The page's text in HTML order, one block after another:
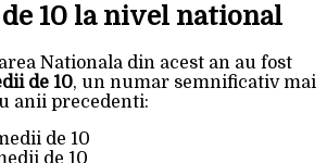
10 la nivel national
Nationala din acest an au fost
de 10, un numar semnificativ mai
anii precedenti:
de 10
de 10